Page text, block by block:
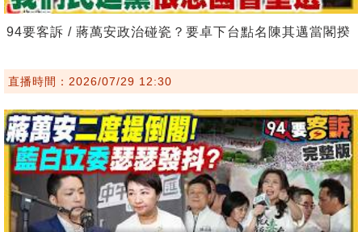
94要客訴 / 蔣萬安政治碰瓷？要卓下台點名陳其邁當閣揆
直播時間：2026/07/29 12:30